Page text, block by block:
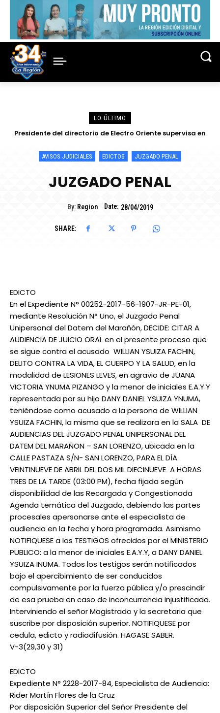
LO ÚLTIMO
Presidente del directorio de Electro Oriente supervisa en
servicio eléctrico
AVISOS JUDICIALES EDICTOS JUZGADO PENAL
JUZGADO PENAL
By: Region Date: 28/04/2019
SHARE:
EDICTO
En el Expediente N° 00252-2017-56-1907-JR-PE-01,
mediante Resolución N° Uno, el Juzgado Penal
Unipersonal del Datem del Marañón, DECIDE: CITAR A
AUDIENCIA DE JUICIO ORAL en el presente proceso que
se sigue contra el acusado WILLIAN YSUIZA FACHIN,
DELITO CONTRA LA VIDA, EL CUERPO Y LA SALUD, en la
modalidad de LESIONES LEVES, en agravio de JUANA
VICTORIA YNUMA PIZANGO y la menor de iniciales E.A.Y.Y
representada por su hijo DANY DANIEL YSUIZA YNUMA,
teniéndose como acusado a la persona de WILLIAN
YSUIZA FACHIN, la misma que se realizara en la SALA DE
AUDIENCIAS DEL JUZGADO PENAL UNIPERSONAL DEL
DATEM DEL MARAÑON – SAN LORENZO, ubicada en la
CALLE PASTAZA S/N- SAN LORENZO, PARA EL DÍA
VEINTINUEVE DE ABRIL DEL DOS MIL DIECINUEVE A HORAS
TRES DE LA TARDE (03:00 PM), fecha fijada según
disponibilidad de las Recargada y Congestionada
Agenda temática del Juzgado, debiendo las partes
procesales apersonarse ante el especialista de
audiencia en la fecha y hora programada. Asimismo
NOTIFIQUESE a los TESTIGOS ofrecidos por el MINISTERIO
PUBLICO: a la menor de iniciales E.A.Y.Y, a DANY DANIEL
YSUIZA INUMA. Todos los testigos serán notificados
bajo el apercibimiento de ser conducidos
compulsivamente por la fuerza pública y/o prescindir
de esa prueba en caso de inconcurrencia injustificada.
Interviniendo el señor Magistrado y la secretaria que
suscribe por disposición superior. NOTIFIQUESE por
cedula, edicto y radiodifusión. HAGASE SABER.
V-3(29,30 y 31)
EDICTO
Expediente N° 2228-2017-84, Especialista de Audiencia:
Rider Martín Flores de la Cruz
Por disposición Superior del Señor Presidente del